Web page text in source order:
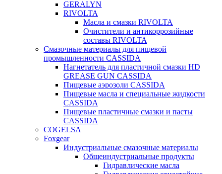
GERALYN
RIVOLTA
Масла и смазки RIVOLTA
Очистители и антикоррозийные
составы RIVOLTA
Смазочные материалы для пищевой
промышленности CASSIDA
Нагнетатель для пластичной смазки HD
GREASE GUN CASSIDA
Пищевые аэрозоли CASSIDA
Пищевые масла и специальные жидкости
CASSIDA
Пищевые пластичные смазки и пасты
CASSIDA
COGELSA
Foxgear
Индустриальные смазочные материалы
Общеиндустриальные продукты
Гидравлические масла